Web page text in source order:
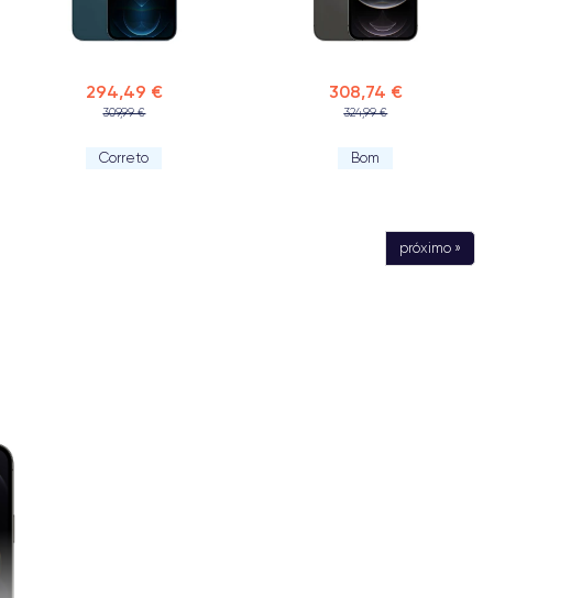
294,49 €
309,99 €
Correto
308,74 €
324,99 €
Bom
próximo »